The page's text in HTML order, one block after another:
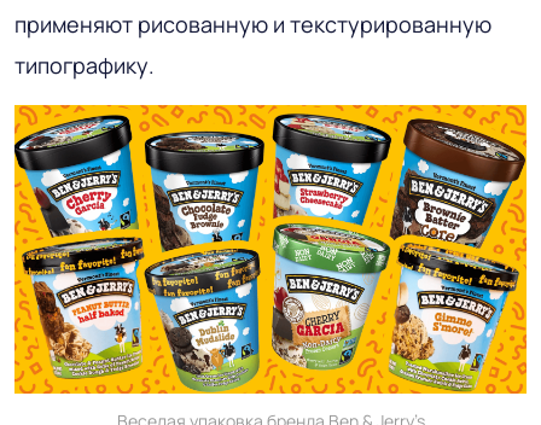
применяют рисованную и текстурированную
типографику.